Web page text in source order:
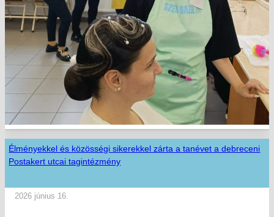
Élményekkel és közösségi sikerekkel zárta a tanévet a debreceni
Postakert utcai tagintézmény
2026 június 16.